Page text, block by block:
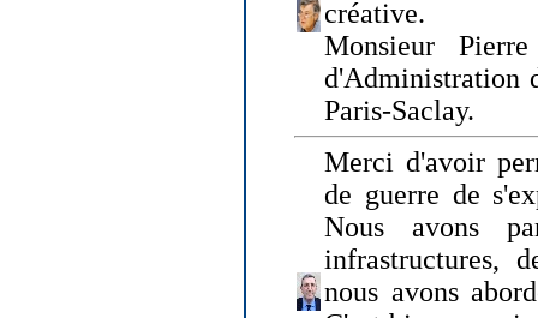
créative.
Monsieur
d'Administration
Paris-Saclay.
Merci d'avoir
de guerre de
Nous avons
infrastructures,
nous avons